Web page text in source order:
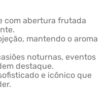
com abertura frutada
mantendo o aroma
noturnas, eventos
destaque.
e icônico que